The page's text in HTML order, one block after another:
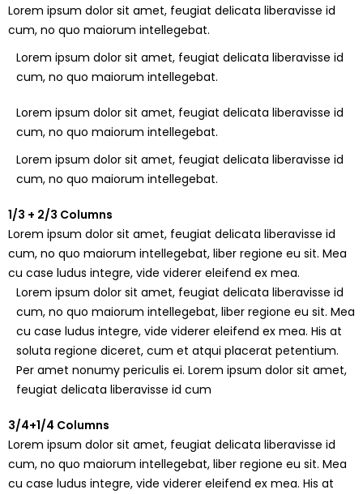
Lorem ipsum dolor sit amet, feugiat delicata liberavisse id
cum, no quo maiorum intellegebat.
Lorem ipsum dolor sit amet, feugiat delicata liberavisse id
cum, no quo maiorum intellegebat.
Lorem ipsum dolor sit amet, feugiat delicata liberavisse id
cum, no quo maiorum intellegebat.
Lorem ipsum dolor sit amet, feugiat delicata liberavisse id
cum, no quo maiorum intellegebat.
1/3 + 2/3 Columns
Lorem ipsum dolor sit amet, feugiat delicata liberavisse id
cum, no quo maiorum intellegebat, liber regione eu sit. Mea
cu case ludus integre, vide viderer eleifend ex mea.
Lorem ipsum dolor sit amet, feugiat delicata liberavisse id
cum, no quo maiorum intellegebat, liber regione eu sit. Mea
cu case ludus integre, vide viderer eleifend ex mea. His at
soluta regione diceret, cum et atqui placerat petentium.
Per amet nonumy periculis ei. Lorem ipsum dolor sit amet,
feugiat delicata liberavisse id cum
3/4+1/4 Columns
Lorem ipsum dolor sit amet, feugiat delicata liberavisse id
cum, no quo maiorum intellegebat, liber regione eu sit. Mea
cu case ludus integre, vide viderer eleifend ex mea. His at